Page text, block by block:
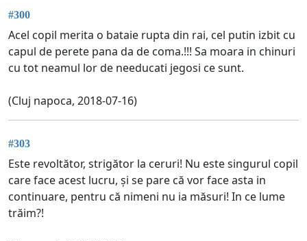
#300
Acel copil merita o bataie rupta din rai, cel putin izbit cu
capul de perete pana da de coma.!!! Sa moara in chinuri
cu tot neamul lor de needucati jegosi ce sunt.
(Cluj napoca, 2018-07-16)
#303
Este revoltător, strigător la ceruri! Nu este singurul copil
care face acest lucru, și se pare că vor face asta in
continuare, pentru că nimeni nu ia măsuri! In ce lume
trăim?!